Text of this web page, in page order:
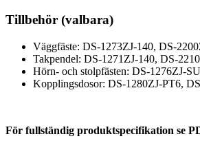
Tillbehör (valbara)
Väggfäste: DS-1273ZJ-140, DS-
Takpendel: DS-1271ZJ-140, DS-
Hörn- och stolpfästen: DS-1276ZJ-
Kopplingsdosor: DS-1280ZJ-PT6,
För fullständig produktspecifikation se